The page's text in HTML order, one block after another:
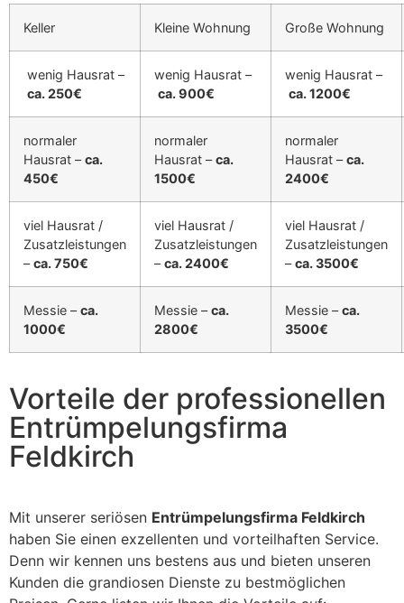
Keller Kleine Wohnung Große Wohnung
wenig Hausrat –
ca. 250€
wenig Hausrat –
ca. 900€
wenig Hausrat –
ca. 1200€
normaler
Hausrat –ca.
450€
normaler
Hausrat –ca.
1500€
normaler
Hausrat –ca.
2400€
viel Hausrat /
Zusatzleistungen
–ca. 750€
viel Hausrat /
Zusatzleistungen
–ca. 2400€
viel Hausrat /
Zusatzleistungen
–ca. 3500€
Messie –ca.
1000€
Messie –ca.
2800€
Messie –ca.
3500€
Vorteile der professionellen
Entrümpelungsfirma
Feldkirch
Mit unserer seriösen Entrümpelungsfirma Feldkirch
haben Sie einen exzellenten und vorteilhaften Service.
Denn wir kennen uns bestens aus und bieten unseren
Kunden die grandiosen Dienste zu bestmöglichen